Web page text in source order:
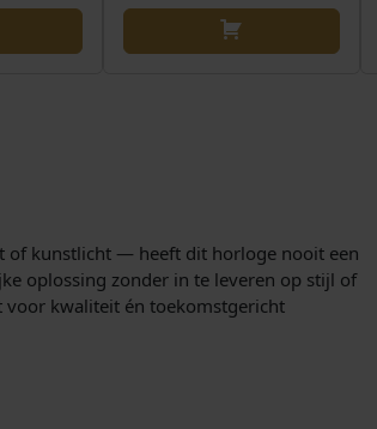
of kunstlicht — heeft dit horloge nooit een
oplossing zonder in te leveren op stijl of
voor kwaliteit én toekomstgericht